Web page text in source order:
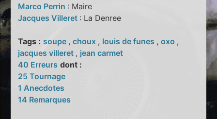
Marco Perrin : Maire
Jacques Villeret : La Denree
Tags : soupe ,choux , louis de funes ,oxo ,
jacques villeret , jean carmet
40 Erreurs dont :
25 Tournage
1 Anecdotes
14 Remarques